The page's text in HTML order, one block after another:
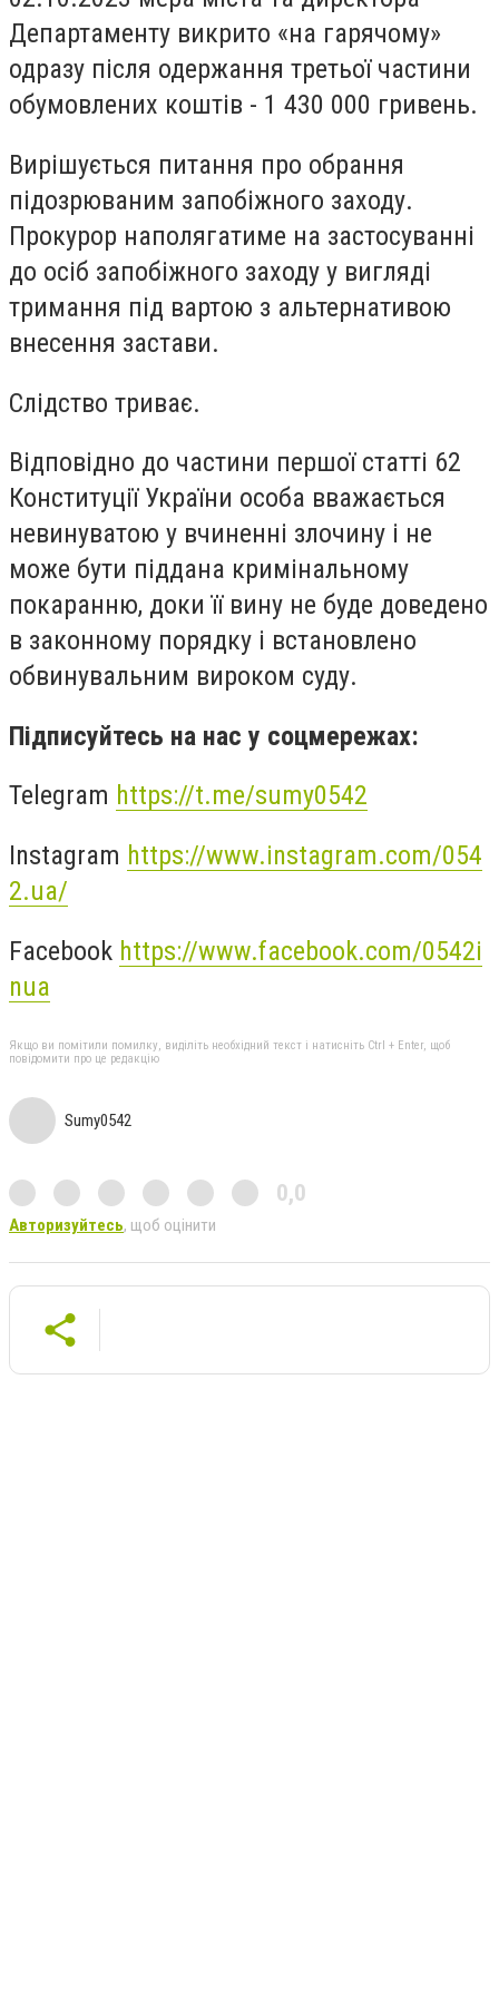
Департаменту викрито «на гарячому»
одразу після одержання третьої частини
обумовлених коштів - 1 430 000 гривень.
Вирішується питання про обрання
підозрюваним запобіжного заходу.
Прокурор наполягатиме на застосуванні
до осіб запобіжного заходу у вигляді
тримання під вартою з альтернативою
внесення застави.
Слідство триває.
Відповідно до частини першої статті 62
Конституції України особа вважається
невинуватою у вчиненні злочину і не
може бути піддана кримінальному
покаранню, доки її вину не буде доведено
в законному порядку і встановлено
обвинувальним вироком суду.
Підписуйтесь на нас у соцмережах:
Telegram https://t.me/sumy0542
Instagram https://www.instagram.com/054
2.ua/
Facebook https://www.facebook.com/0542i
nua
Якщо ви помітили помилку, виділіть необхідний текст і натисніть Ctrl + Enter, щоб
повідомити про це редакцію
Sumy0542
0,0
Авторизуйтесь, щоб оцінити